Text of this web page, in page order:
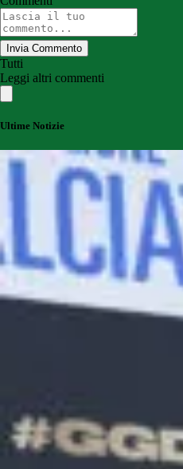
Invia Commento
Tutti
Leggi altri commenti
Ultime Notizie